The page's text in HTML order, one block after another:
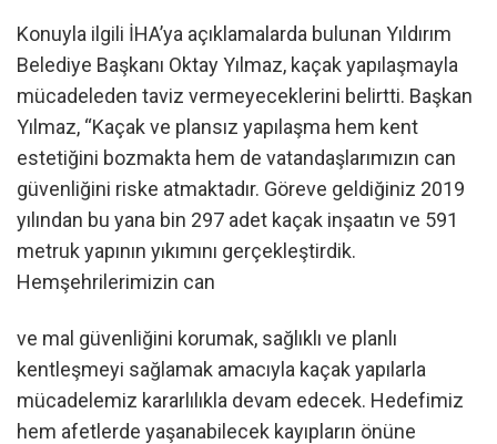
Konuyla ilgili İHA’ya açıklamalarda bulunan Yıldırım
Belediye Başkanı Oktay Yılmaz, kaçak yapılaşmayla
mücadeleden taviz vermeyeceklerini belirtti. Başkan
Yılmaz, “Kaçak ve plansız yapılaşma hem kent
estetiğini bozmakta hem de vatandaşlarımızın can
güvenliğini riske atmaktadır. Göreve geldiğiniz 2019
yılından bu yana bin 297 adet kaçak inşaatın ve 591
metruk yapının yıkımını gerçekleştirdik.
Hemşehrilerimizin can
ve mal güvenliğini korumak, sağlıklı ve planlı
kentleşmeyi sağlamak amacıyla kaçak yapılarla
mücadelemiz kararlılıkla devam edecek. Hedefimiz
hem afetlerde yaşanabilecek kayıpların önüne